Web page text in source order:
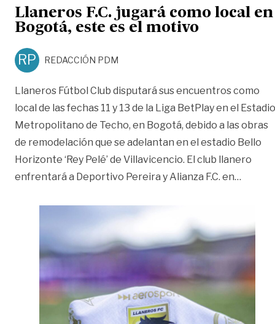
Llaneros F.C. jugará como local en
Bogotá, este es el motivo
RP REDACCIÓN PDM
Llaneros Fútbol Club disputará sus encuentros como
local de las fechas 11 y 13 de la Liga BetPlay en el Estadio
Metropolitano de Techo, en Bogotá, debido a las obras
de remodelación que se adelantan en el estadio Bello
Horizonte ‘Rey Pelé’ de Villavicencio. El club llanero
enfrentará a Deportivo Pereira y Alianza F.C. en…